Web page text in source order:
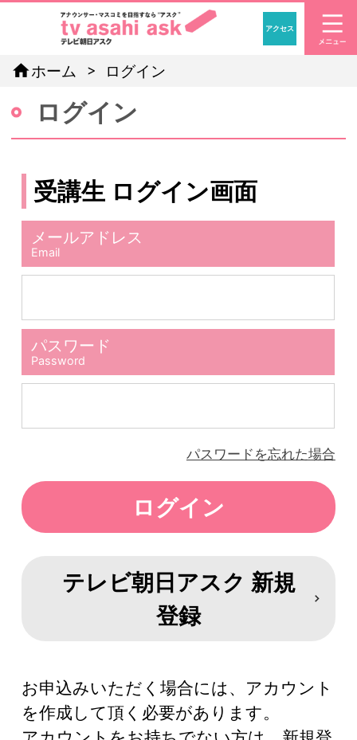
「アナウ
アクセス
homeホーム ログイン
ログイン
受講生 ログイン画面
メールアドレス
Email
パスワード
Password
パスワードを忘れた場合
テレビ朝日アスク 新規
登録
お申込みいただく場合には、アカウント
を作成して頂く必要があります。